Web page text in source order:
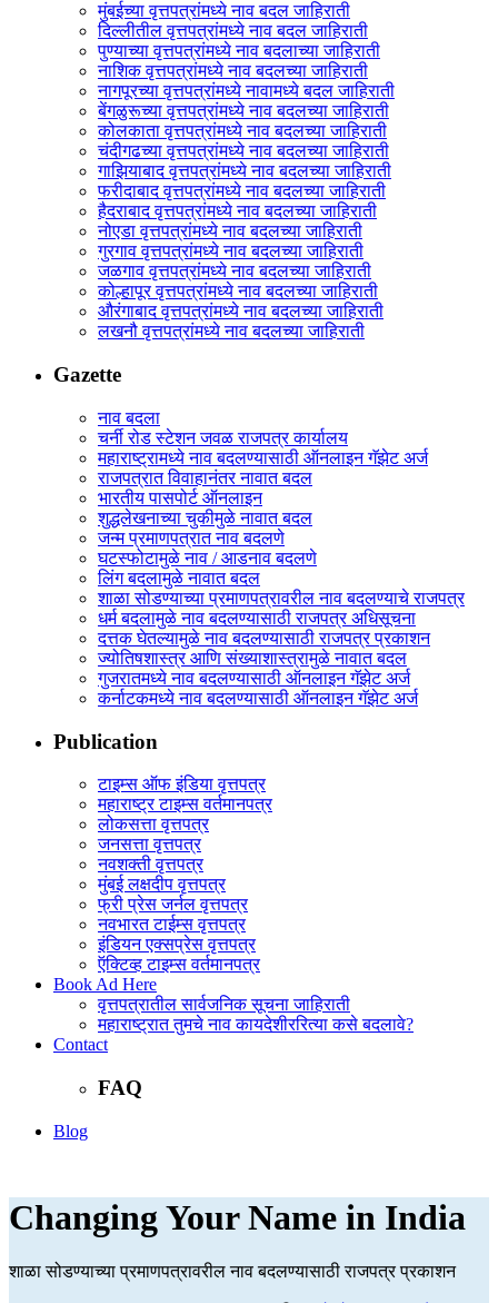
मुंबईच्या वृत्तपत्रांमध्ये नाव बदल जाहिराती
दिल्लीतील वृत्तपत्रांमध्ये नाव बदल जाहिराती
पुण्याच्या वृत्तपत्रांमध्ये नाव बदलाच्या जाहिराती
नाशिक वृत्तपत्रांमध्ये नाव बदलच्या जाहिराती
नागपूरच्या वृत्तपत्रांमध्ये नावामध्ये बदल जाहिराती
बेंगळुरूच्या वृत्तपत्रांमध्ये नाव बदलच्या जाहिराती
कोलकाता वृत्तपत्रांमध्ये नाव बदलच्या जाहिराती
चंदीगढच्या वृत्तपत्रांमध्ये नाव बदलच्या जाहिराती
गाझियाबाद वृत्तपत्रांमध्ये नाव बदलच्या जाहिराती
फरीदाबाद वृत्तपत्रांमध्ये नाव बदलच्या जाहिराती
हैदराबाद वृत्तपत्रांमध्ये नाव बदलच्या जाहिराती
नोएडा वृत्तपत्रांमध्ये नाव बदलच्या जाहिराती
गुरगाव वृत्तपत्रांमध्ये नाव बदलच्या जाहिराती
जळगाव वृत्तपत्रांमध्ये नाव बदलच्या जाहिराती
कोल्हापूर वृत्तपत्रांमध्ये नाव बदलच्या जाहिराती
औरंगाबाद वृत्तपत्रांमध्ये नाव बदलच्या जाहिराती
लखनौ वृत्तपत्रांमध्ये नाव बदलच्या जाहिराती
Gazette
नाव बदला
चर्नी रोड स्टेशन जवळ राजपत्र कार्यालय
महाराष्ट्रामध्ये नाव बदलण्यासाठी ऑनलाइन गॅझेट अर्ज
राजपत्रात विवाहानंतर नावात बदल
भारतीय पासपोर्ट ऑनलाइन
शुद्धलेखनाच्या चुकीमुळे नावात बदल
जन्म प्रमाणपत्रात नाव बदलणे
घटस्फोटामुळे नाव / आडनाव बदलणे
लिंग बदलामुळे नावात बदल
शाळा सोडण्याच्या प्रमाणपत्रावरील नाव बदलण्याचे राजपत्र
धर्म बदलामुळे नाव बदलण्यासाठी राजपत्र अधिसूचना
दत्तक घेतल्यामुळे नाव बदलण्यासाठी राजपत्र प्रकाशन
ज्योतिषशास्त्र आणि संख्याशास्त्रामुळे नावात बदल
गुजरातमध्ये नाव बदलण्यासाठी ऑनलाइन गॅझेट अर्ज
कर्नाटकमध्ये नाव बदलण्यासाठी ऑनलाइन गॅझेट अर्ज
Publication
टाइम्स ऑफ इंडिया वृत्तपत्र
महाराष्ट्र टाइम्स वर्तमानपत्र
लोकसत्ता वृत्तपत्र
जनसत्ता वृत्तपत्र
नवशक्ती वृत्तपत्र
मुंबई लक्षदीप वृत्तपत्र
फ्री प्रेस जर्नल वृत्तपत्र
नवभारत टाईम्स वृत्तपत्र
इंडियन एक्सप्रेस वृत्तपत्र
ऍक्टिव्ह टाइम्स वर्तमानपत्र
Book Ad Here
वृत्तपत्रातील सार्वजनिक सूचना जाहिराती
महाराष्ट्रात तुमचे नाव कायदेशीररित्या कसे बदलावे?
Contact
FAQ
Blog
Changing Your Name in India
शाळा सोडण्याच्या प्रमाणपत्रावरील नाव बदलण्यासाठी राजपत्र प्रकाशन